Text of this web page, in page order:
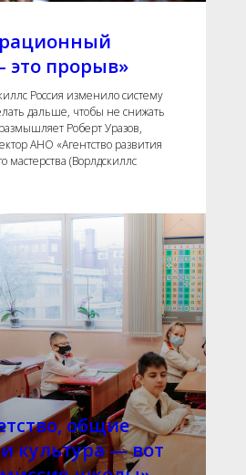
это прорыв»
Россия изменило систему
дальше, чтобы не снижать
Роберт Уразов,
АНО «Агентство развития
мастерства (Ворлдскиллс
общие
культура — вот